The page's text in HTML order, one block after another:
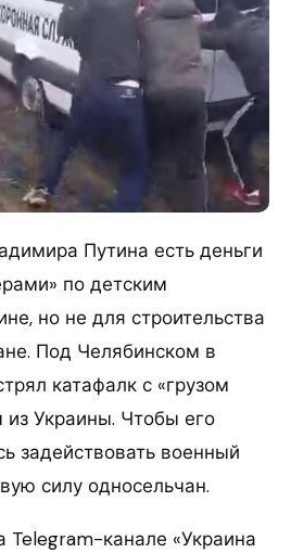
Путина есть деньги
по детским
но не для строительства
Под Челябинском в
катафалк с «грузом
Украины. Чтобы его
задействовать военный
силу односельчан.
канале «Украина